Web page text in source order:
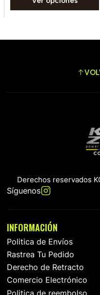
Derechos reservados
Síguenos
INFORMACIÓN
Politica de Envíos
Rastrea Tu Pedido
Derecho de Retracto
Comercio Electrónico
Politica de reembolso